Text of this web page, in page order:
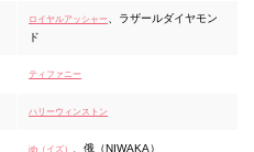
ロイヤルアッシャー 、ラザールダイヤモン
ド
ティファニー
ハリーウィンストン
ith（イズ） 、俄（NIWAKA）